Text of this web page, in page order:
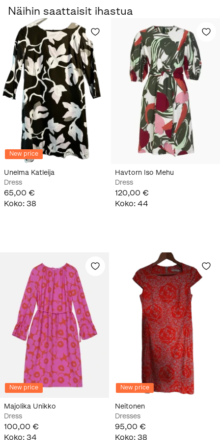
Näihin saattaisit ihastua
New price
Unelma Katleija
Dress
65,00 €
Koko: 38
Havtorn Iso Mehu
Dress
120,00 €
Koko: 44
New price
Majolika Unikko
Dress
100,00 €
Koko: 34
New price
Neitonen
Dresses
95,00 €
Koko: 38